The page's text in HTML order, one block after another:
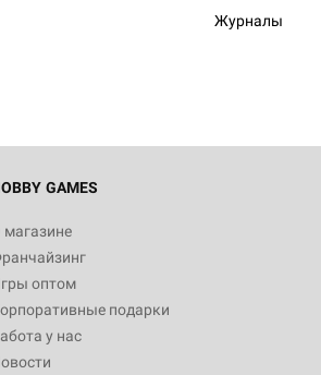
Журналы
GAMES
магазине
оптом
подарки
у нас